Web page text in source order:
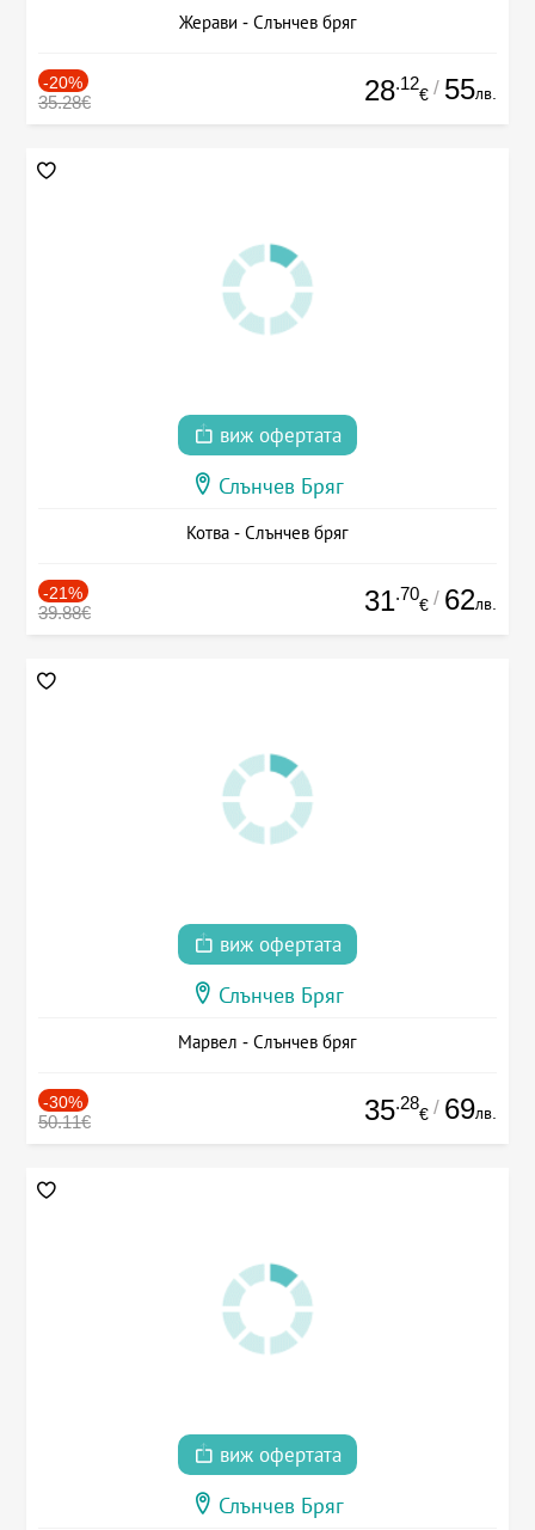
Жерави - Слънчев бряг
-20%
35.28€ 28.12
€ / 55лв.
виж офертата
Слънчев Бряг
Котва - Слънчев бряг
-21%
39.88€ 31.70
€ / 62лв.
виж офертата
Слънчев Бряг
Марвел - Слънчев бряг
-30%
50.11€ 35.28
€ / 69лв.
виж офертата
Слънчев Бряг